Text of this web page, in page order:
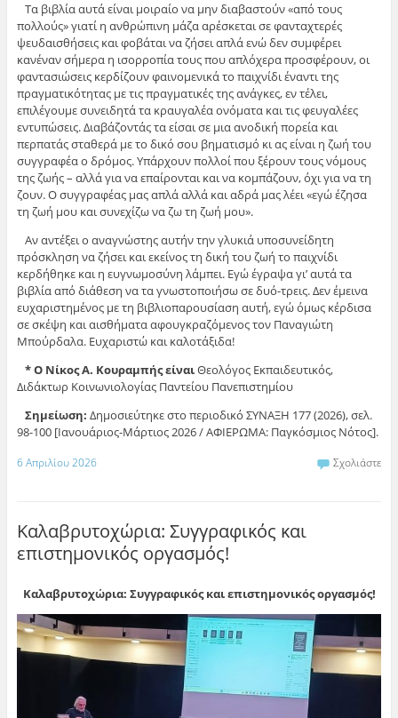
Τα βιβλία αυτά είναι μοιραίο να μην διαβαστούν «από τους
πολλούς» γιατί η ανθρώπινη μάζα αρέσκεται σε φανταχτερές
ψευδαισθήσεις και φοβάται να ζήσει απλά ενώ δεν συμφέρει
κανέναν σήμερα η ισορροπία τους που απλόχερα προσφέρουν, οι
φαντασιώσεις κερδίζουν φαινομενικά το παιχνίδι έναντι της
πραγματικότητας με τις πραγματικές της ανάγκες, εν τέλει,
επιλέγουμε συνειδητά τα κραυγαλέα ονόματα και τις φευγαλέες
εντυπώσεις. Διαβάζοντάς τα είσαι σε μια ανοδική πορεία και
περπατάς σταθερά με το δικό σου βηματισμό κι ας είναι η ζωή του
συγγραφέα ο δρόμος. Υπάρχουν πολλοί που ξέρουν τους νόμους
της ζωής – αλλά για να επαίρονται και να κομπάζουν, όχι για να τη
ζουν. Ο συγγραφέας μας απλά αλλά και αδρά μας λέει «εγώ έζησα
τη ζωή μου και συνεχίζω να ζω τη ζωή μου».
Αν αντέξει ο αναγνώστης αυτήν την γλυκιά υποσυνείδητη
πρόσκληση να ζήσει και εκείνος τη δική του ζωή το παιχνίδι
κερδήθηκε και η ευγνωμοσύνη λάμπει. Εγώ έγραψα γι’ αυτά τα
βιβλία από διάθεση να τα γνωστοποιήσω σε δυό-τρεις. Δεν έμεινα
ευχαριστημένος με τη βιβλιοπαρουσίαση αυτή, εγώ όμως κέρδισα
σε σκέψη και αισθήματα αφουγκραζόμενος τον Παναγιώτη
Μπούρδαλα. Ευχαριστώ και καλοτάξιδα!
* Ο Νίκος Α. Κουραμπής είναιΘεολόγος Εκπαιδευτικός,
Διδάκτωρ Κοινωνιολογίας Παντείου Πανεπιστημίου
Σημείωση: Δημοσιεύτηκε στο περιοδικό ΣΥΝΑΞΗ 177 (2026), σελ.
98-100 [Ιανουάριος-Μάρτιος 2026 / ΑΦΙΕΡΩΜΑ: Παγκόσμιος Νότος].
6 Απριλίου 2026 Σχολιάστε
Καλαβρυτοχώρια: Συγγραφικός και
επιστημονικός οργασμός!
Καλαβρυτοχώρια: Συγγραφικός και επιστημονικός οργασμός!